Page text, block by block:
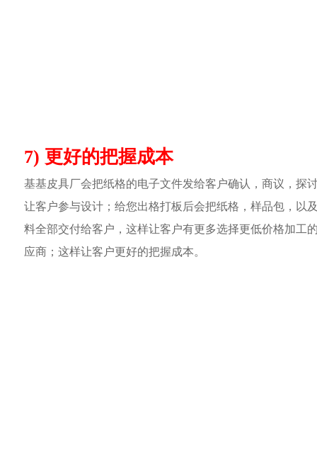
7) 更好的把握成本
基基皮具厂会把纸格的电子文件发给客户确认，商议，探
让客户参与设计；给您出格打板后会把纸格，样品包，以
料全部交付给客户，这样让客户有更多选择更低价格加工
应商；这样让客户更好的把握成本。